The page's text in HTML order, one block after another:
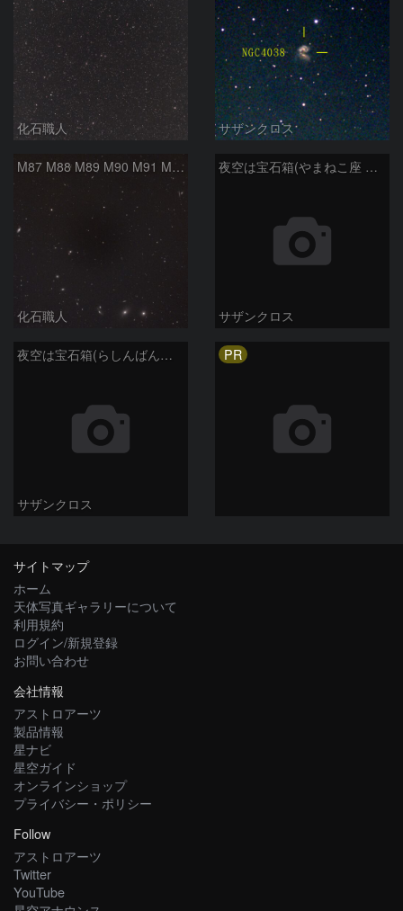
化石職人 サザンクロス
M87 M88 M89 M90 M91 M100 マルカリアンの銀河鎖 おとめ座 かみのけ座
化石職人
夜空は宝石箱(やまねこ座 NGC2683) Seestar50
サザンクロス
夜空は宝石箱(らしんばん座 NGC2613) Seestar50
サザンクロス
PR
サイトマップ
ホーム
天体写真ギャラリーについて
利用規約
ログイン/新規登録
お問い合わせ
会社情報
アストロアーツ
製品情報
星ナビ
星空ガイド
オンラインショップ
プライバシー・ポリシー
Follow
アストロアーツ
Twitter
YouTube